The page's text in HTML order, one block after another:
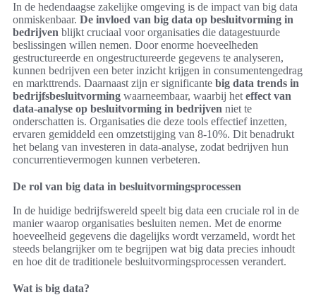
In de hedendaagse zakelijke omgeving is de impact van big data
onmiskenbaar. De invloed van big data op besluitvorming in
bedrijven blijkt cruciaal voor organisaties die datagestuurde
beslissingen willen nemen. Door enorme hoeveelheden
gestructureerde en ongestructureerde gegevens te analyseren,
kunnen bedrijven een beter inzicht krijgen in consumentengedrag
en markttrends. Daarnaast zijn er significante big data trends in
bedrijfsbesluitvorming waarneembaar, waarbij het effect van
data-analyse op besluitvorming in bedrijven niet te
onderschatten is. Organisaties die deze tools effectief inzetten,
ervaren gemiddeld een omzetstijging van 8-10%. Dit benadrukt
het belang van investeren in data-analyse, zodat bedrijven hun
concurrentievermogen kunnen verbeteren.
De rol van big data in besluitvormingsprocessen
In de huidige bedrijfswereld speelt big data een cruciale rol in de
manier waarop organisaties besluiten nemen. Met de enorme
hoeveelheid gegevens die dagelijks wordt verzameld, wordt het
steeds belangrijker om te begrijpen wat big data precies inhoudt
en hoe dit de traditionele besluitvormingsprocessen verandert.
Wat is big data?